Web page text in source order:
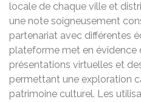
locale de chaque ville et
une note soigneusement
partenariat avec différentes
plateforme met en évidence
présentations virtuelles et
permettant une exploration
patrimoine culturel. Les